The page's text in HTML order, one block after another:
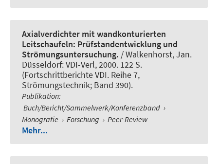
Axialverdichter mit wandkonturierten
Leitschaufeln: Prüfstandentwicklung und
Strömungsuntersuchung. / Walkenhorst, Jan.
Düsseldorf: VDI-Verl, 2000. 122 S.
(Fortschrittberichte VDI. Reihe 7,
Strömungstechnik; Band 390).
Publikation:
Buch/Bericht/Sammelwerk/Konferenzband ›
Monografie › Forschung › Peer-Review
Mehr...